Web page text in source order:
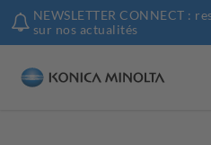
NEWSLETTER CONNECT :
sur nos actualités